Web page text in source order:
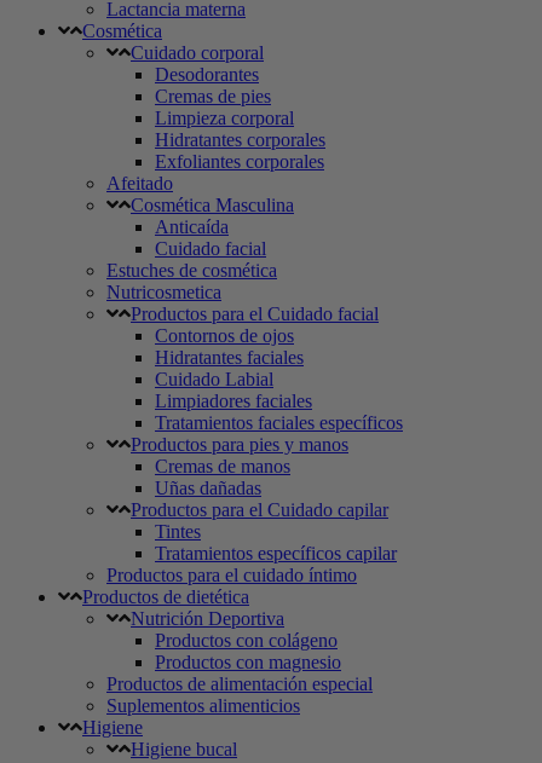
Lactancia materna
Cosmética
Cuidado corporal
Desodorantes
Cremas de pies
Limpieza corporal
Hidratantes corporales
Exfoliantes corporales
Afeitado
Cosmética Masculina
Anticaída
Cuidado facial
Estuches de cosmética
Nutricosmetica
Productos para el Cuidado facial
Contornos de ojos
Hidratantes faciales
Cuidado Labial
Limpiadores faciales
Tratamientos faciales específicos
Productos para pies y manos
Cremas de manos
Uñas dañadas
Productos para el Cuidado capilar
Tintes
Tratamientos específicos capilar
Productos para el cuidado íntimo
Productos de dietética
Nutrición Deportiva
Productos con colágeno
Productos con magnesio
Productos de alimentación especial
Suplementos alimenticios
Higiene
Higiene bucal